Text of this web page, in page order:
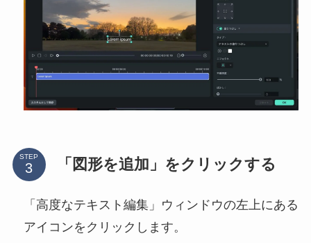
STEP 「図形を追加」をクリックする
「高度なテキスト編集」ウィンドウの左上にある
アイコンをクリックします。